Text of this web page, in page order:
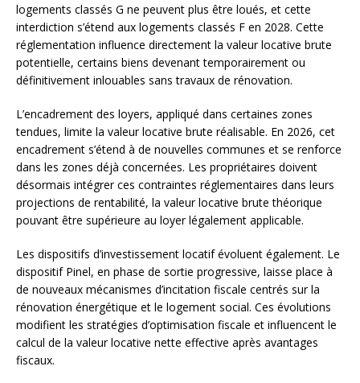
logements classés G ne peuvent plus être loués, et cette
interdiction s’étend aux logements classés F en 2028. Cette
réglementation influence directement la valeur locative brute
potentielle, certains biens devenant temporairement ou
définitivement inlouables sans travaux de rénovation.
L’encadrement des loyers, appliqué dans certaines zones
tendues, limite la valeur locative brute réalisable. En 2026, cet
encadrement s’étend à de nouvelles communes et se renforce
dans les zones déjà concernées. Les propriétaires doivent
désormais intégrer ces contraintes réglementaires dans leurs
projections de rentabilité, la valeur locative brute théorique
pouvant être supérieure au loyer légalement applicable.
Les dispositifs d’investissement locatif évoluent également. Le
dispositif Pinel, en phase de sortie progressive, laisse place à
de nouveaux mécanismes d’incitation fiscale centrés sur la
rénovation énergétique et le logement social. Ces évolutions
modifient les stratégies d’optimisation fiscale et influencent le
calcul de la valeur locative nette effective après avantages
fiscaux.